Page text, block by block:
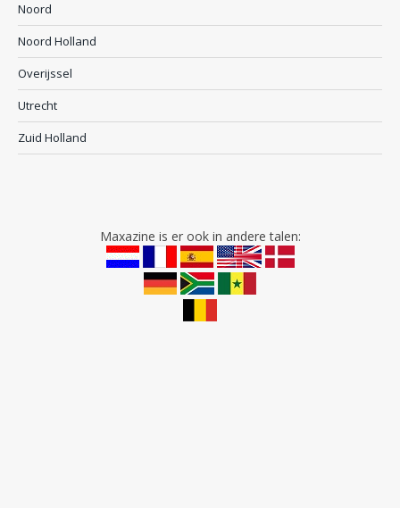
Noord
Noord Holland
Overijssel
Utrecht
Zuid Holland
Maxazine is er ook in andere talen: